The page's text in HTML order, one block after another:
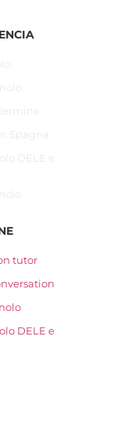
tutor
DELE e